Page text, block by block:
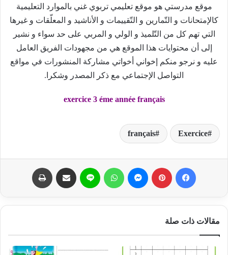
موقع مدرستي هو موقع تعليمي تربوي غني بالموارد التعليمية
كالإمتحانات و التّمارين و التّقييمات و الأناشيد و المعلّقات و غيرها
التي تهم كل من التّلميذ و الولي و المربي على حد سواء و نشير
إلى أن محتوايات هذا الموقع هي من مجهودات الفريق العامل
عليه و نرجو منكم إخواني أخواتي مشاركة المنشورات في مواقع
التواصل الإجتماعي مع ذكر المصدر وشكرا.
exercice 3 éme année français
Exercice
français
مقالات ذات صلة